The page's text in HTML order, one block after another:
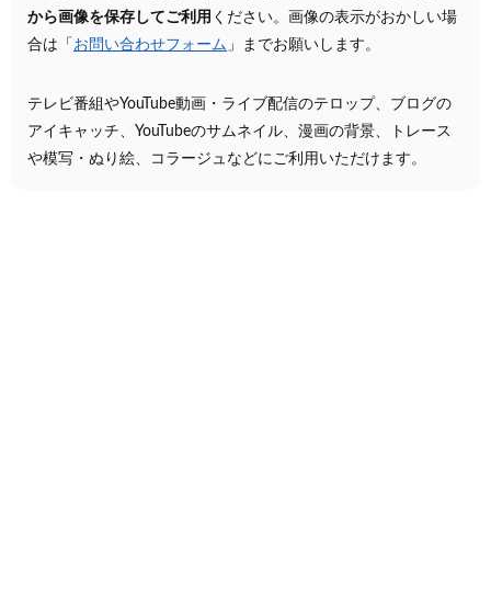
から画像を保存してご利用 ください。画像の表示がおかしい場
合は「 お問い合わせフォーム 」までお願いします。
テレビ番組やYouTube動画・ライブ配信のテロップ、ブログの
アイキャッチ、YouTubeのサムネイル、漫画の背景、トレース
や模写・ぬり絵、コラージュなどにご利用いただけます。